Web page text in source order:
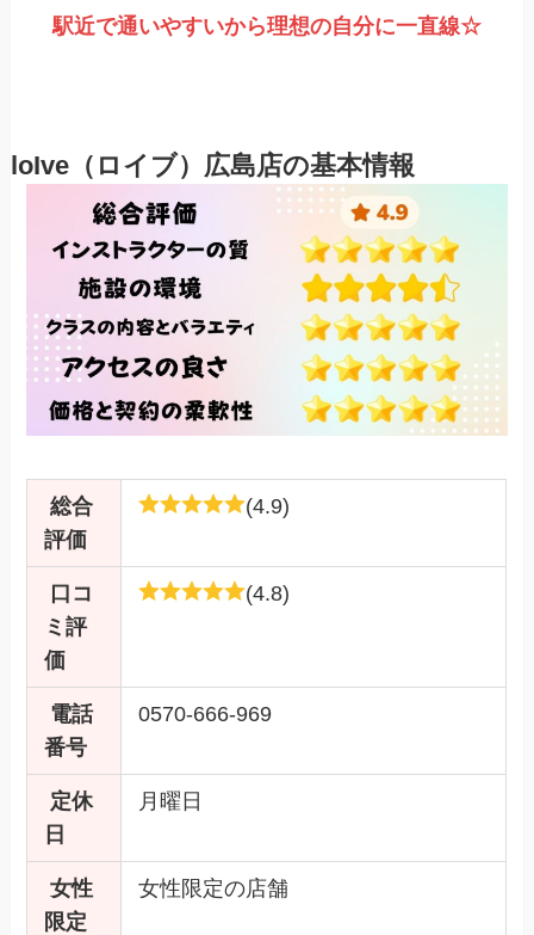
駅近で通いやすいから理想の自分に一直線☆
loIve（ロイブ）広島店の基本情報
総合
評価
(4.9)
口コ
ミ評
価
(4.8)
電話
番号
0570-666-969
定休
日
月曜日
女性
限定
女性限定の店舗